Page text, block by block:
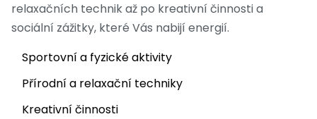
relaxačních technik až po kreativní činnosti a
sociální zážitky, které Vás nabijí energií.
Sportovní a fyzické aktivity
Přírodní a relaxační techniky
Kreativní činnosti